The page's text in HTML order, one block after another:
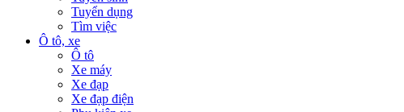
Tuyển dụng
Tìm việc
Ô tô, xe
Ô tô
Xe máy
Xe đạp
Xe đạp điện